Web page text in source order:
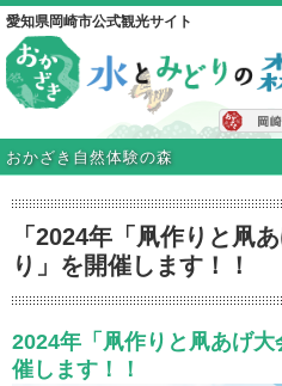
愛知県岡崎市公式観光サイト
おかざき自然体験の森
「2024年「凧作りと凧
り」を開催します！！
2024年「凧作りと凧あげ
催します！！